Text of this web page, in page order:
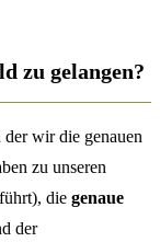
zu gelangen?
wir die genauen
zu unseren
die genaue
der